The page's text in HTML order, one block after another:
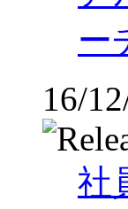
ー
16/
社